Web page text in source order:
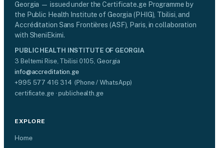
Georgia — issued under the Certificate.ge Programme by
the Public Health Institute of Georgia (PHIG), Tbilisi, and
Accréditation Sans Frontières (ASF), Paris, in collaboration
with SheniEkimi.
PUBLIC HEALTH INSTITUTE OF GEORGIA
3 Beltemi Rise, Tbilisi 0105, Georgia
info@accreditation.ge
+995 577 416 314 (Phone / WhatsApp)
certificate.ge · publichealth.ge
EXPLORE
Home